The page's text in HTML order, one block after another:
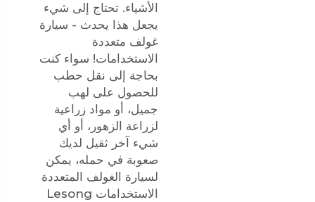
الأشياء. تحتاج إلى شيء
يجعل هذا يحدث - سيارة
غولف متعددة
الاستخدامات! سواء كنت
بحاجة إلى نقل حطب
للحصول على لهب
جميل، أو مواد زراعية
لزراعة الزهور، أو أي
شيء آخر ثقيل لديك
صعوبة في حمله، يمكن
لسيارة الغولف المتعددة
الاستخدامات Lesong